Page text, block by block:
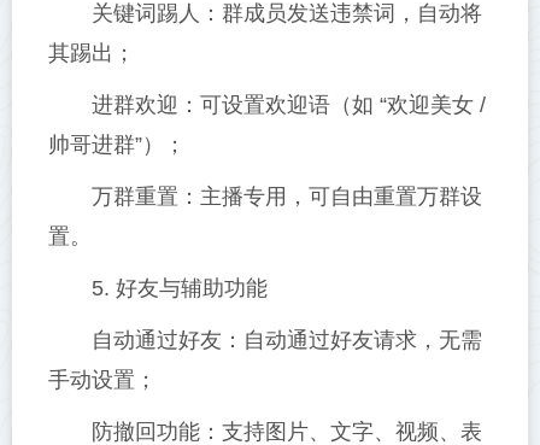
关键词踢人：群成员发送违禁词，自动将
其踢出；
进群欢迎：可设置欢迎语（如 “欢迎美女 /
帅哥进群”）；
万群重置：主播专用，可自由重置万群设
置。
5. 好友与辅助功能
自动通过好友：自动通过好友请求，无需
手动设置；
防撤回功能：支持图片、文字、视频、表